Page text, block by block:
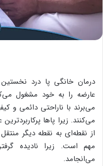
درمان خانگی پا درد
عارضه را به خود مشغول
می‌برند با ناراحتی دائمی و
می‌کنند. زیرا پاها
از نقطه‌ای به نقطه دیگر
مهم است. زیرا نادیده
می‌انجامد. ‌